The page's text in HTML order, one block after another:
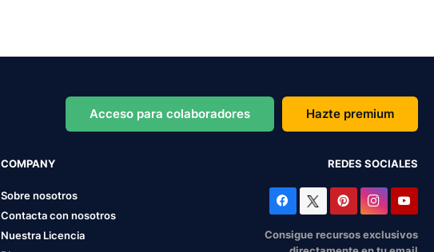
Acceso para colaboradores Hazte premium
COMPANY
Sobre nosotros
Contacta con nosotros
Nuestra Licencia
REDES SOCIALES
Consigue recursos exclusivos